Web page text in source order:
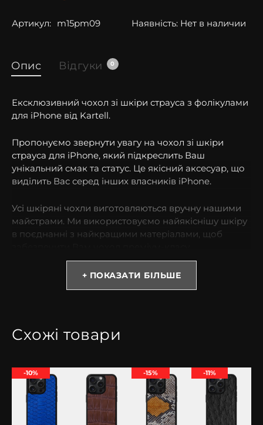
Артикул: m15pm09 Наявність: Нет в наличии
Опис Відгуки 0
Ексклюзивний чохол зі шкіри страуса з фолікулами
для iPhone від Kartell.
Пропонуємо звернути увагу на чохол зі шкіри
страуса для iPhone, який підкреслить Ваш
унікальний смак та статус. Це якісний аксесуар, що
виділить Вас серед інших власників iPhone.
Усі шкіряні чохли виготовляються вручну нашими
майстрами. Ми використовуємо найякіснішу шкіру
в поєднанні з найкращими матеріалами, щоб
* Зверніть увагу! Колір та відтінок можуть
відрізнятися залежно від налаштувань монітора
Чому варто обрати чохол з страусиної шкіри?
Страусина шкіра вважається статусною та дуже
дорогою. Вона не тільки красиво виглядає, але й
має неймовірну міцність і низький ступінь
зношування, м’яка на дотик та водостійка. Ніяка
інша шкіра не може посперечатися з її
+ ПОКАЗАТИ БІЛЬШЕ
Схожі товари
-10% -15% -11%